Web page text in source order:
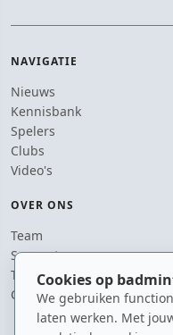
Cookies op
We gebruiken
laten werken. Met
NAVIGATIE
Nieuws
Kennisbank
Spelers
Clubs
Video's
OVER ONS
Team
Supporters
Tip de redactie
Contact